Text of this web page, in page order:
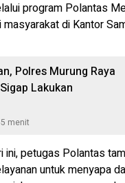
program Polantas
di Kantor
Polres Murung Raya
Lakukan
menit
ini, petugas Polantas
untuk menyapa